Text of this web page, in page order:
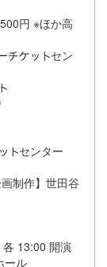
円 ※ほか高
セン
センター
制作】世田谷
各 13:00 開演
ール